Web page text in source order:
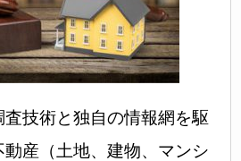
技術と独自の情報網を駆
産（土地、建物、マンシ